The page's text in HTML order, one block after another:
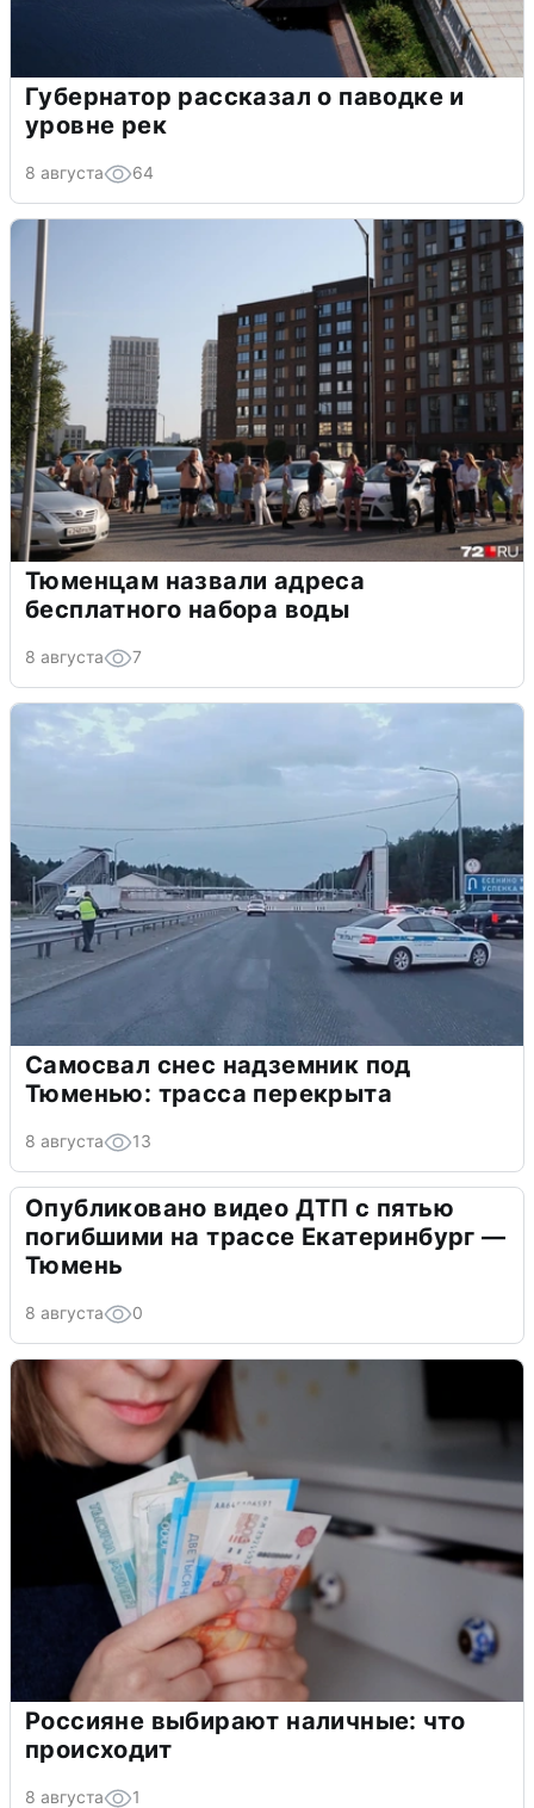
Губернатор рассказал о паводке и
уровне рек
8 августа 64
Тюменцам назвали адреса
бесплатного набора воды
8 августа 7
Самосвал снес надземник под
Тюменью: трасса перекрыта
8 августа 13
Опубликовано видео ДТП с пятью
погибшими на трассе Екатеринбург —
Тюмень
8 августа 0
Россияне выбирают наличные: что
происходит
8 августа 1